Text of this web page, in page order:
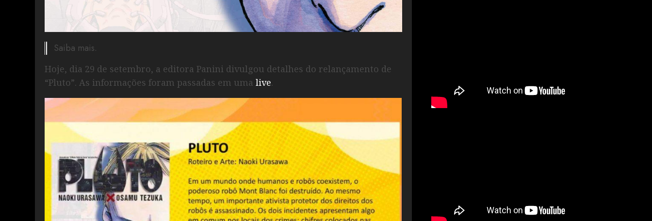
Saiba mais.
Hoje, dia 29 de setembro, a editora Panini divulgou detalhes do relançamento de
“Pluto”. As informações foram passadas em uma live.